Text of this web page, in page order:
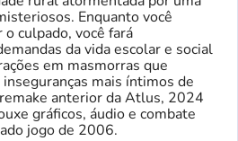
Enquanto você
culpado, você fará
da vida escolar e social
em masmorras que
mais íntimos de
anterior da Atlus, 2024
gráficos, áudio e combate
jogo de 2006.